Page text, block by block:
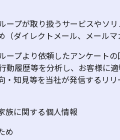
ープが取り扱うサービスやソ
（ダイレクトメール、メールマ
ープより依頼したアンケート
動履歴等を分析し、お客様に
・知見等を当社が発信するリ
族に関する個人情報
め